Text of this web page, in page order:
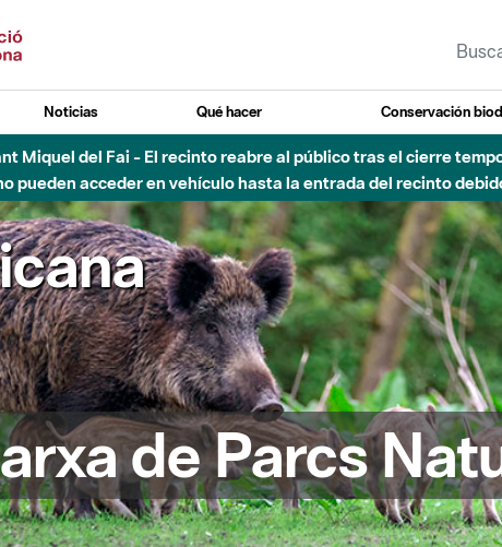
Noticias Qué hacer Conservación
Miquel del Fai - El recinto reabre al público tras el cierre
pueden acceder en vehículo hasta la entrada del recinto
de Parcs